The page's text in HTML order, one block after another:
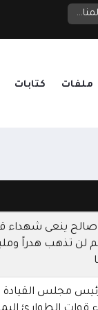
الدفاع تنعى شهداء الهجوم الحوثي على معسكرات الجيش: الرد آتٍ في الزمان والمكان المناسبين إب.. مليشيا
ملفات كتابات
ينعى شهداء
لن تذهب هدراً
مجلس